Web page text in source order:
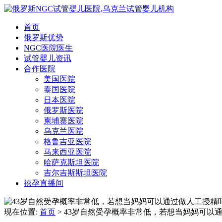
首页
俄罗斯优势
NGC医院医生
试管婴儿资讯
合作医院
美国医院
泰国医院
日本医院
俄罗斯医院
柬埔寨医院
乌克兰医院
格鲁吉亚医院
马来西亚医院
哈萨克斯坦医院
吉尔吉斯斯坦医院
禧孕直播间
现在位置: 首页 > 43岁自然受孕概率非常低，若想当妈妈可以